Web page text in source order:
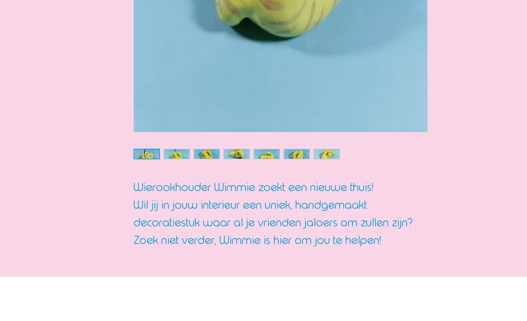
Wierookhouder Wimmie zoekt een nieuwe thuis!
Wil jij in jouw interieur een uniek, handgemaakt
decoratiestuk waar al je vrienden jaloers om zullen zijn?
Zoek niet verder, Wimmie is hier om jou te helpen!